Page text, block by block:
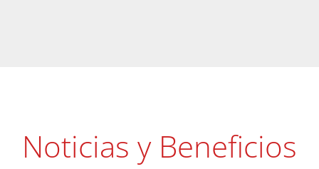
Noticias y Beneficios